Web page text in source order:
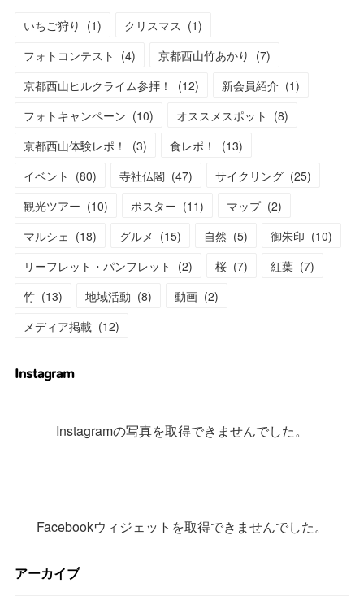
いちご狩り (1) クリスマス (1)
フォトコンテスト (4) 京都西山竹あかり (7)
京都西山ヒルクライム参拝！
(12) 新会員紹介 (1)
フォトキャンペーン (10) オススメスポット (8)
京都西山体験レポ！
(3) 食レポ！ (13)
イベント (80) 寺社仏閣 (47) サイクリング (25)
観光ツアー (10) ポスター (11) マップ (2)
マルシェ (18) グルメ (15) 自然 (5) 御朱印 (10)
リーフレット・パンフレット (2) 桜 (7) 紅葉 (7)
竹 (13) 地域活動 (8) 動画 (2)
メディア掲載 (12)
Instagram
Instagramの写真を取得できませんでした。
Facebookウィジェットを取得できませんでした。
アーカイブ